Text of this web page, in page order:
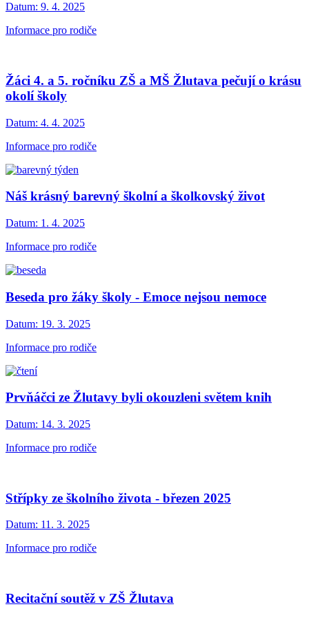
Datum: 9. 4. 2025
Informace pro rodiče
Žáci 4. a 5. ročníku ZŠ a MŠ Žlutava pečují o krásu
okolí školy
Datum: 4. 4. 2025
Informace pro rodiče
Náš krásný barevný školní a školkovský život
Datum: 1. 4. 2025
Informace pro rodiče
Beseda pro žáky školy - Emoce nejsou nemoce
Datum: 19. 3. 2025
Informace pro rodiče
Prvňáčci ze Žlutavy byli okouzleni světem knih
Datum: 14. 3. 2025
Informace pro rodiče
Střípky ze školního života - březen 2025
Datum: 11. 3. 2025
Informace pro rodiče
Recitační soutěž v ZŠ Žlutava